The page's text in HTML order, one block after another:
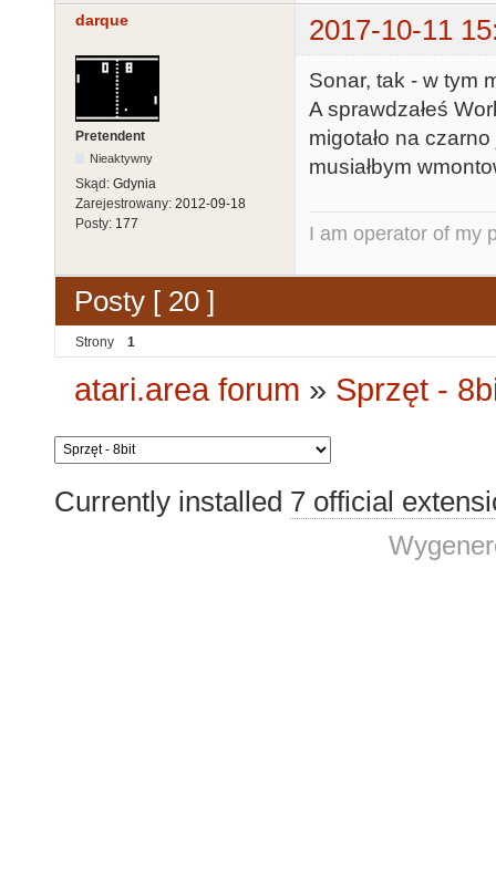
darque 2017-10-11
Pretendent
Nieaktywny
Skąd: Gdynia
Zarejestrowany: 2012-09-18
Posty: 177
Sonar, tak - w tym
A sprawdzałeś
migotało na
musiałbym
I am operator of my
Posty [ 20 ]
Strony 1
atari.area forum » Sprzęt -
Currently installed 7 official